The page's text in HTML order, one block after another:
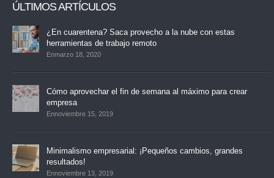
ÚLTIMOS ARTÍCULOS
¿En cuarentena? Saca provecho a la nube con estas
herramientas de trabajo remoto
Enmarzo 18, 2020
Cómo aprovechar el fin de semana al máximo para crear
empresa
Ennoviembre 15, 2019
Minimalismo empresarial: ¡Pequeños cambios, grandes
resultados!
Ennoviembre 13, 2019